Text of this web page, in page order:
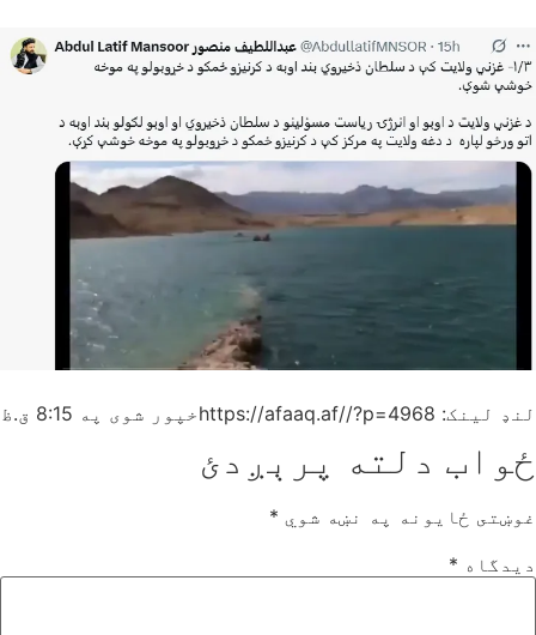
لنډ لینک: https://afaaq.af//?p=4968 خپور شوی په 8:15 ق.ظ
ځواب دلته پرېږدئ
غوښتى ځایونه په نښه شوي *
دیدگاه *